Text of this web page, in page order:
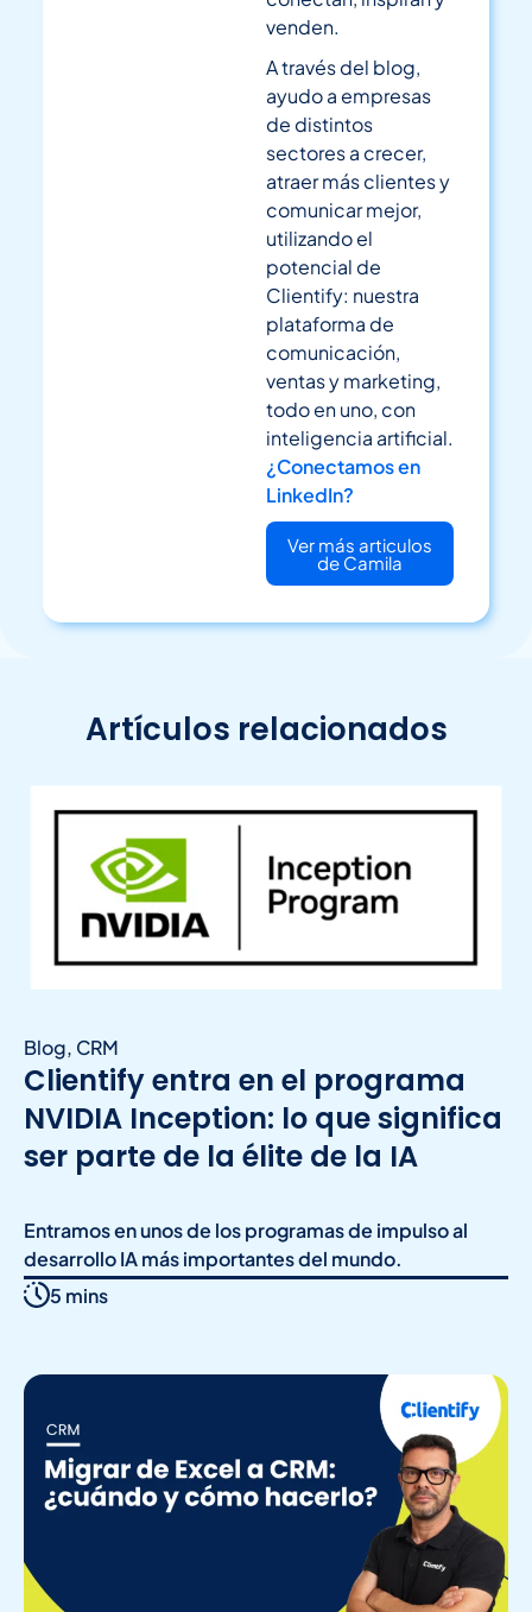
venden.
A través del blog,
ayudo a empresas
de distintos
sectores a crecer,
atraer más clientes y
comunicar mejor,
utilizando el
potencial de
Clientify: nuestra
plataforma de
comunicación,
ventas y marketing,
todo en uno, con
inteligencia artificial.
¿Conectamos en
LinkedIn?
Ver más articulos
de Camila
Artículos relacionados
Blog, CRM
Clientify entra en el programa
NVIDIA Inception: lo que significa
ser parte de la élite de la IA
Entramos en unos de los programas de impulso al
desarrollo IA más importantes del mundo.
5 mins